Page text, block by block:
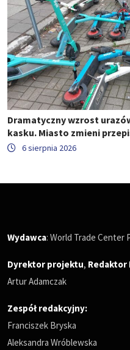
Dramatyczny wzrost
kasku. Miasto zmieni
6 sierpnia 2026
Wydawca: World Trade Center
Dyrektor projektu, Redaktor
Artur Adamczak
Zespół redakcyjny:
Franciszek Bryska
Aleksandra Wróblewska